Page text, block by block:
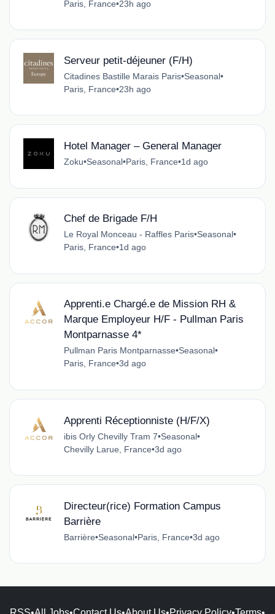
Paris, France•23h ago
Serveur petit-déjeuner (F/H)
Citadines Bastille Marais Paris•Seasonal•
Paris, France•23h ago
Hotel Manager – General Manager
Zoku•Seasonal•Paris, France•1d ago
Chef de Brigade F/H
Le Royal Monceau - Raffles Paris•Seasonal•
Paris, France•1d ago
Apprenti.e Chargé.e de Mission RH &
Marque Employeur H/F - Pullman Paris
Montparnasse 4*
Pullman Paris Montparnasse•Seasonal•
Paris, France•3d ago
Apprenti Réceptionniste (H/F/X)
ibis Orly Chevilly Tram 7•Seasonal•
Chevilly Larue, France•3d ago
Directeur(rice) Formation Campus
Barrière
Barrière•Seasonal•Paris, France•3d ago